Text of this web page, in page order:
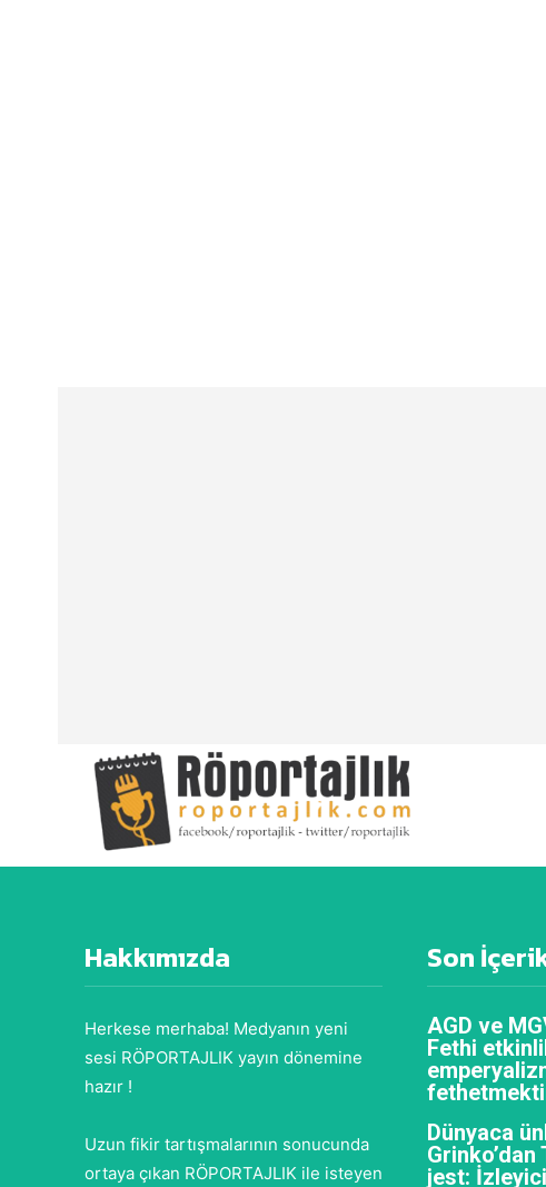
Hakkımızda
Herkese merhaba! Medyanın yeni
sesi RÖPORTAJLIK yayın dönemine
hazır !
Uzun fikir tartışmalarının sonucunda
ortaya çıkan RÖPORTAJLIK ile isteyen
Son
AGD ve
Fethi
Dünyaca
Grinko’dan
jest: